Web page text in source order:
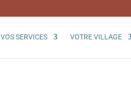
VOS SERVICES VOTRE VILLAGE